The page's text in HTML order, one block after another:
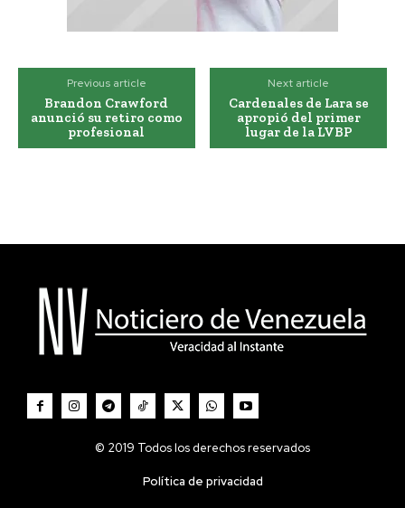
Previous article
Brandon Crawford
anunció su retiro como
profesional
Next article
Cardenales de Lara se
apropió del primer
lugar de la LVBP
© 2019 Todos los derechos reservados
Política de privacidad